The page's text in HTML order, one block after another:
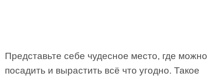
Представьте себе чудесное место, где можно
посадить и вырастить всё что угодно. Такое